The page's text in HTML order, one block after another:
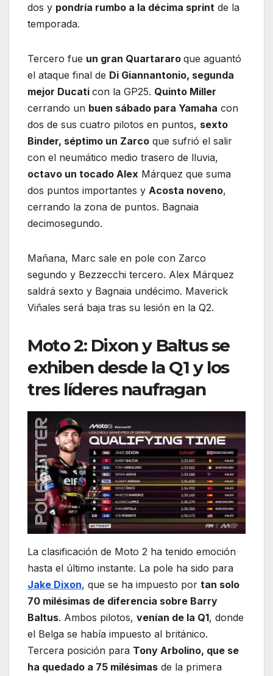
dos y pondría rumbo a la décima sprint de la
temporada.
Tercero fue un gran Quartararo que aguantó
el ataque final de Di Giannantonio, segunda
mejor Ducati con la GP25. Quinto Miller
cerrando un buen sábado para Yamaha con
dos de sus cuatro pilotos en puntos, sexto
Binder, séptimo un Zarco que sufrió el salir
con el neumático medio trasero de lluvia,
octavo un tocado Alex Márquez que suma
dos puntos importantes y Acosta noveno,
cerrando la zona de puntos. Bagnaia
decimosegundo.
Mañana, Marc sale en pole con Zarco
segundo y Bezzecchi tercero. Alex Márquez
saldrá sexto y Bagnaia undécimo. Maverick
Viñales será baja tras su lesión en la Q2.
Moto 2: Dixon y Baltus se
exhiben desde la Q1 y los
tres líderes naufragan
La clasificación de Moto 2 ha tenido emoción
hasta el último instante. La pole ha sido para
Jake Dixon, que se ha impuesto por tan solo
70 milésimas de diferencia sobre Barry
Baltus. Ambos pilotos, venían de la Q1, donde
el Belga se había impuesto al británico.
Tercera posición para Tony Arbolino, que se
ha quedado a 75 milésimas de la primera